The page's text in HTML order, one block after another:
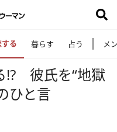
る 暮らす 占う メ
!? 彼氏を“地獄
ひと言